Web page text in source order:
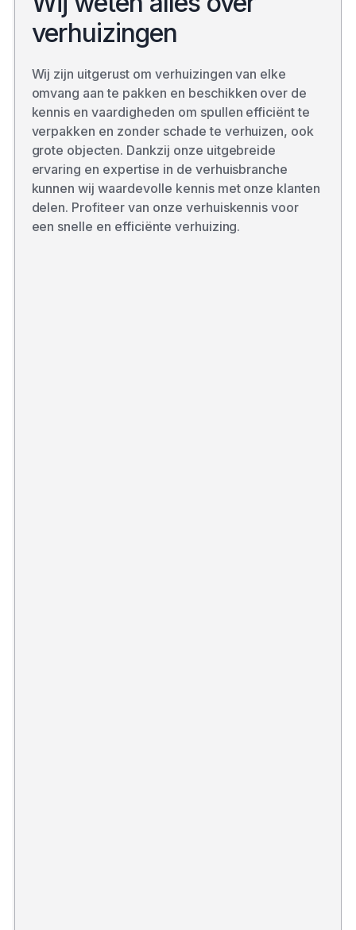
verhuizingen
Wij zijn uitgerust om verhuizingen van elke
omvang aan te pakken en beschikken over de
kennis en vaardigheden om spullen efficiënt te
verpakken en zonder schade te verhuizen, ook
grote objecten. Dankzij onze uitgebreide
ervaring en expertise in de verhuisbranche
kunnen wij waardevolle kennis met onze klanten
delen. Profiteer van onze verhuiskennis voor
een snelle en efficiënte verhuizing.